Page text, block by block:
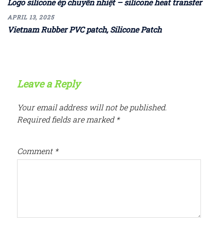
Logo silicone ép chuyển nhiệt – silicone heat transfer
APRIL 13, 2025
Vietnam Rubber PVC patch, Silicone Patch
Leave a Reply
Your email address will not be published.
Required fields are marked *
Comment *